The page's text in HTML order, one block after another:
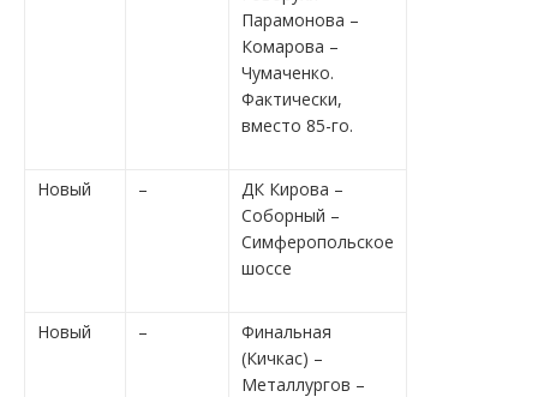
Парамонова –
Комарова –
Чумаченко.
Фактически,
вместо 85-го.
Новый –
ДК Кирова –
Соборный –
Симферопольское
шоссе
Новый –
Финальная
(Кичкас) –
Металлургов –